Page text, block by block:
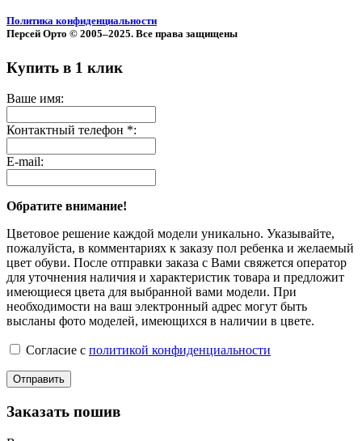
Политика конфиденциальности
Персей Орто © 2005–2025. Все права защищены
Купить в 1 клик
Ваше имя:
Контактный телефон *:
E-mail:
Обратите внимание!
Цветовое решение каждой модели уникально. Указывайте,
пожалуйста, в комментариях к заказу пол ребенка и желаемый
цвет обуви. После отправки заказа с Вами свяжется оператор
для уточнения наличия и характеристик товара и предложит
имеющиеся цвета для выбранной вами модели. При
необходимости на ваш электронный адрес могут быть
высланы фото моделей, имеющихся в наличии в цвете.
Согласие с политикой конфиденциальности
Отправить
Заказать пошив